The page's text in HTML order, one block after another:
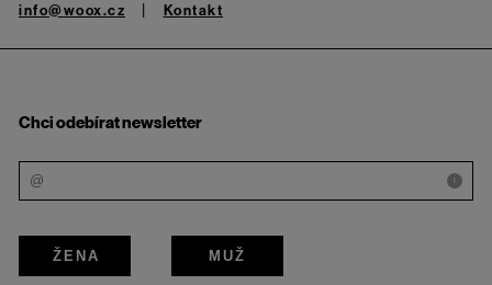
info@woox.cz Kontakt
Chci odebírat newsletter
i
ŽENA MUŽ